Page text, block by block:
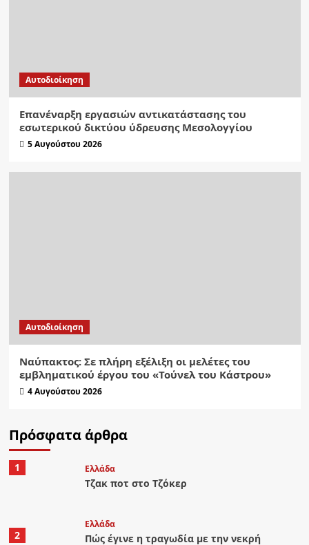
Αυτοδιοίκηση
Επανέναρξη εργασιών αντικατάστασης του
εσωτερικού δικτύου ύδρευσης Μεσολογγίου
5 Αυγούστου 2026
Αυτοδιοίκηση
Ναύπακτος: Σε πλήρη εξέλιξη οι μελέτες του
εμβληματικού έργου του «Τούνελ του Κάστρου»
4 Αυγούστου 2026
Πρόσφατα άρθρα
1 Ελλάδα
Τζακ ποτ στο Τζόκερ
2
Ελλάδα
Πώς έγινε η τραγωδία με την νεκρή